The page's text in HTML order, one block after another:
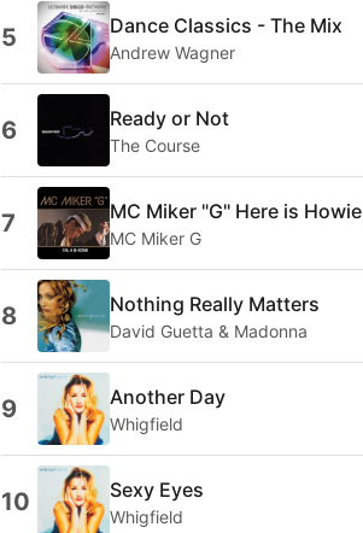
5 Dance Classics - The Mix
Andrew Wagner
6 Ready or Not
The Course
7 MC Miker "G" Here is Howie
MC Miker G
8 Nothing Really Matters
David Guetta & Madonna
9 Another Day
Whigfield
10 Sexy Eyes
Whigfield